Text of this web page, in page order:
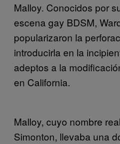
Malloy. Conocidos por
escena gay BDSM,
popularizaron la
introducirla en la
adeptos a la
en California.
Malloy, cuyo nombre
Simonton, llevaba una